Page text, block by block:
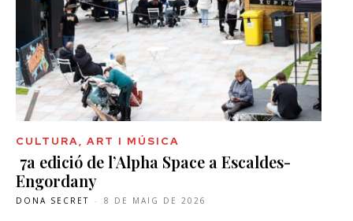
CULTURA, ART I MÚSICA
7a edició de l’Alpha Space a Escaldes-
Engordany
DONA SECRET - 8 DE MAIG DE 2026